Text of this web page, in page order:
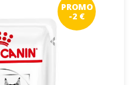
PROMO
-2 €